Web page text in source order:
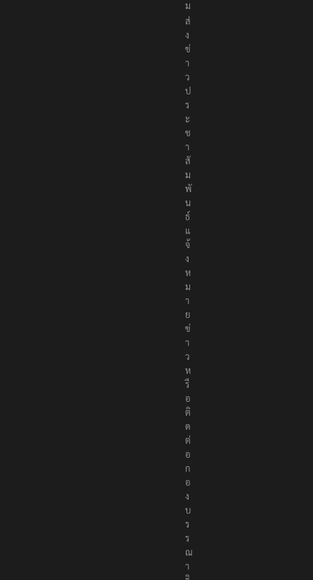
ง
ค
ม
ส่
ง
ข่
า
ว
ป
ร
ะ
ช
า
สั
ม
พั
น
ธ์
แ
จ้
ง
ห
ม
า
ย
ข่
า
ว
ห
รื
อ
ติ
ด
ต่
อ
ก
อ
ง
บ
ร
ร